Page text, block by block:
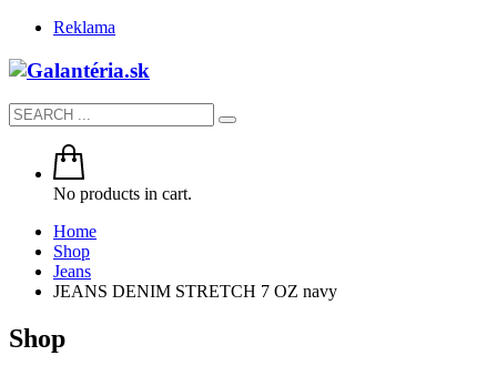
Reklama
No products in cart.
Home
Shop
Jeans
JEANS DENIM STRETCH 7 OZ navy
Shop